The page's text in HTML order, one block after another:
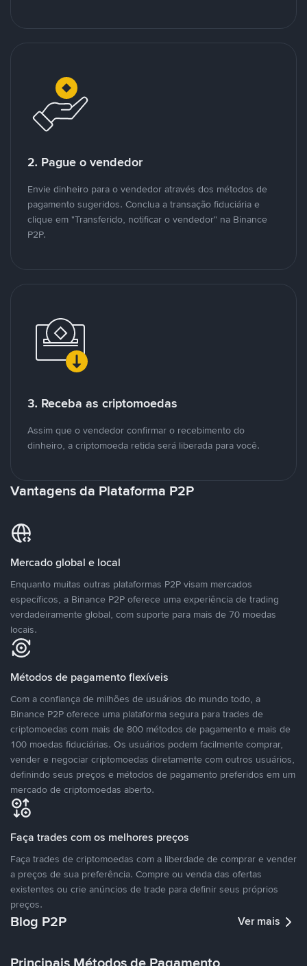
2. Pague o vendedor
Envie dinheiro para o vendedor através dos métodos de
pagamento sugeridos. Conclua a transação fiduciária e
clique em "Transferido, notificar o vendedor" na Binance
P2P.
3. Receba as criptomoedas
Assim que o vendedor confirmar o recebimento do
dinheiro, a criptomoeda retida será liberada para você.
Vantagens da Plataforma P2P
Mercado global e local
Enquanto muitas outras plataformas P2P visam mercados
específicos, a Binance P2P oferece uma experiência de trading
verdadeiramente global, com suporte para mais de 70 moedas
locais.
Métodos de pagamento flexíveis
Com a confiança de milhões de usuários do mundo todo, a
Binance P2P oferece uma plataforma segura para trades de
criptomoedas com mais de 800 métodos de pagamento e mais de
100 moedas fiduciárias. Os usuários podem facilmente comprar,
vender e negociar criptomoedas diretamente com outros usuários,
definindo seus preços e métodos de pagamento preferidos em um
mercado de criptomoedas aberto.
Faça trades com os melhores preços
Faça trades de criptomoedas com a liberdade de comprar e vender
a preços de sua preferência. Compre ou venda das ofertas
existentes ou crie anúncios de trade para definir seus próprios
preços.
Blog P2P Ver mais